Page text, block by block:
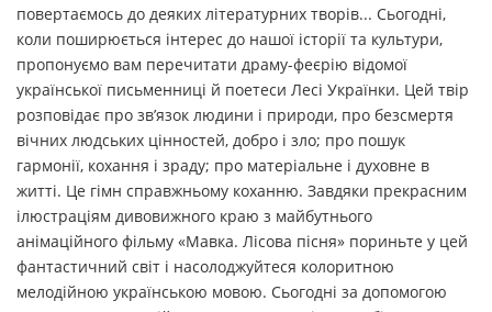
повертаємось до деяких літературних творів... Сьогодні,
коли поширюється інтерес до нашої історії та культури,
пропонуємо вам перечитати драму-феєрію відомої
української письменниці й поетеси Лесі Українки. Цей твір
розповідає про зв’язок людини і природи, про безсмертя
вічних людських цінностей, добро і зло; про пошук
гармонії, кохання і зраду; про матеріальне і духовне в
житті. Це гімн справжньому коханню. Завдяки прекрасним
ілюстраціям дивовижного краю з майбутнього
анімаційного фільму «Мавка. Лісова пісня» пориньте у цей
фантастичний світ і насолоджуйтеся колоритною
мелодійною українською мовою. Сьогодні за допомогою